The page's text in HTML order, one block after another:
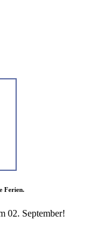
Ferien.
02. September!